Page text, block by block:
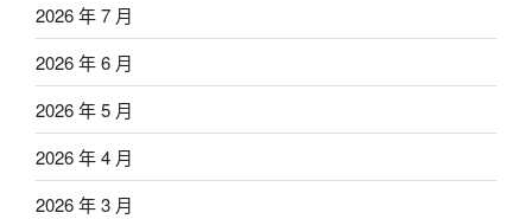
2026 年 7 月
2026 年 6 月
2026 年 5 月
2026 年 4 月
2026 年 3 月